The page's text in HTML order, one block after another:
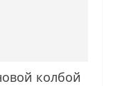
колбой